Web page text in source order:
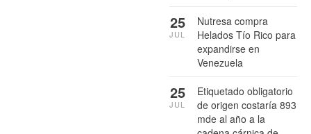
Nutresa compra
Helados Tío Rico para
expandirse en
Venezuela
25
JUL
Etiquetado obligatorio
de origen costaría 893
mde al año a la
25
JUL